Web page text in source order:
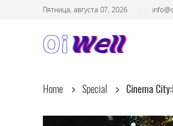
Пятница, августа 07, 2026
Home Special Cinema